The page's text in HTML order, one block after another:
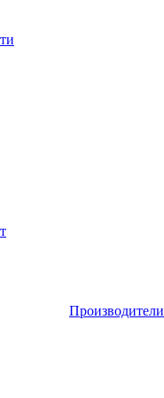
Производители